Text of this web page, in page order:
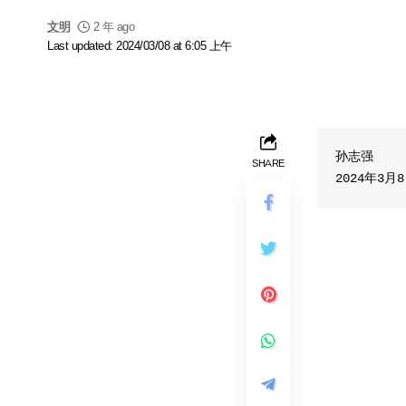
Last updated: 2024/03/08 at 6:05 上午
文明 2 年 ago
SHARE
孙志强
2024年3月